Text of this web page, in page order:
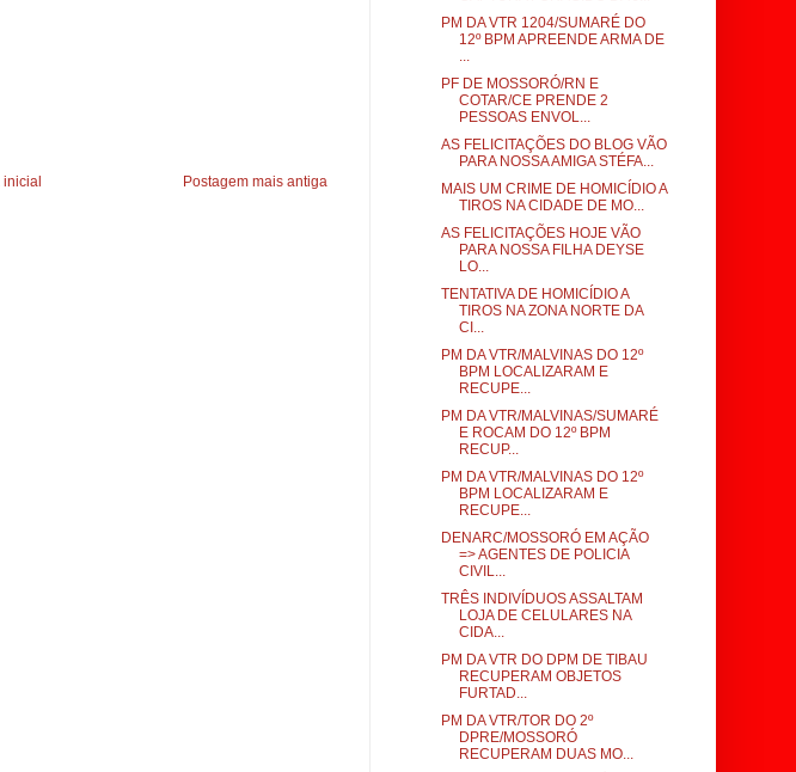
Postagem mais antiga
inicial
PM DA VTR 1204/SUMARÉ DO
12º BPM APREENDE ARMA DE
...
PF DE MOSSORÓ/RN E
COTAR/CE PRENDE 2
PESSOAS ENVOL...
AS FELICITAÇÕES DO BLOG VÃO
PARA NOSSA AMIGA STÉFA...
MAIS UM CRIME DE HOMICÍDIO A
TIROS NA CIDADE DE MO...
AS FELICITAÇÕES HOJE VÃO
PARA NOSSA FILHA DEYSE
LO...
TENTATIVA DE HOMICÍDIO A
TIROS NA ZONA NORTE DA
CI...
PM DA VTR/MALVINAS DO 12º
BPM LOCALIZARAM E
RECUPE...
PM DA VTR/MALVINAS/SUMARÉ
E ROCAM DO 12º BPM
RECUP...
PM DA VTR/MALVINAS DO 12º
BPM LOCALIZARAM E
RECUPE...
DENARC/MOSSORÓ EM AÇÃO
=> AGENTES DE POLICIA
CIVIL...
TRÊS INDIVÍDUOS ASSALTAM
LOJA DE CELULARES NA
CIDA...
PM DA VTR DO DPM DE TIBAU
RECUPERAM OBJETOS
FURTAD...
PM DA VTR/TOR DO 2º
DPRE/MOSSORÓ
RECUPERAM DUAS MO...